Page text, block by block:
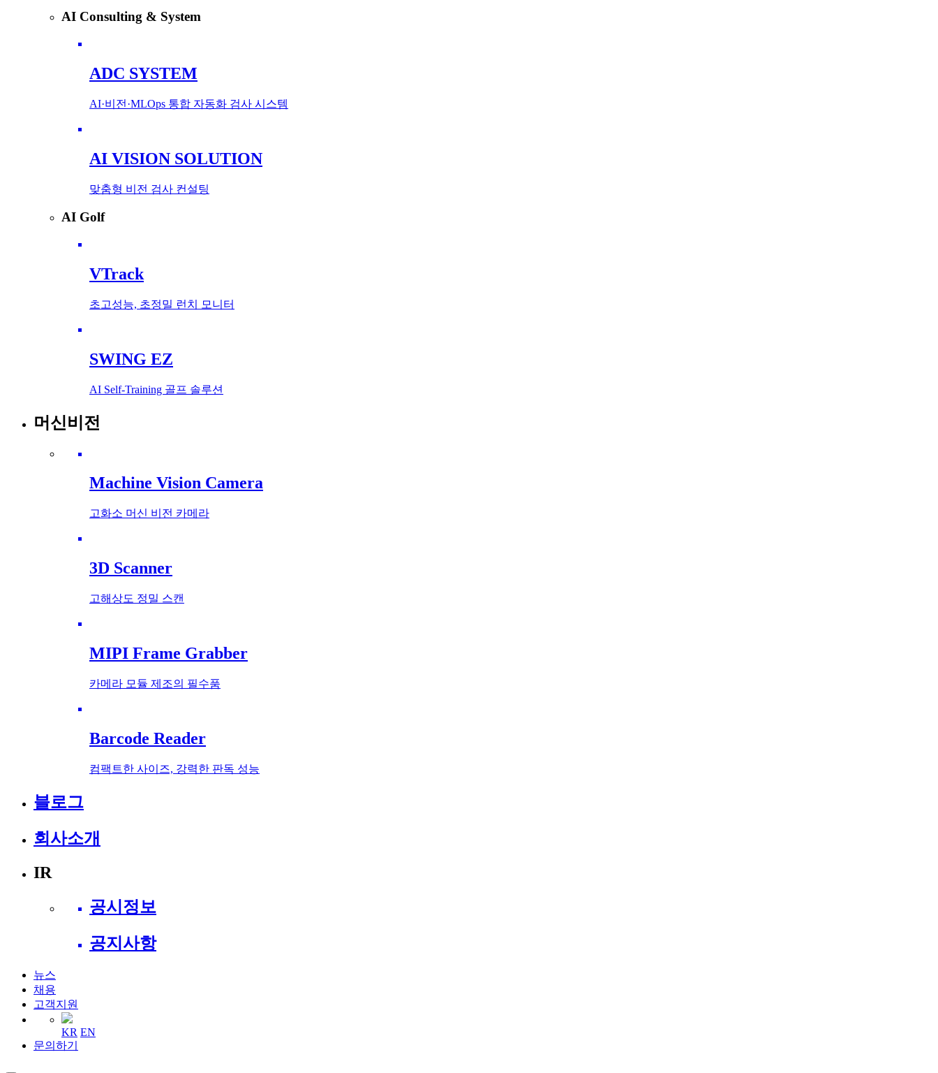
AI Consulting & System
ADC SYSTEM
AI·비전·MLOps 통합 자동화 검사 시스템
AI VISION SOLUTION
맞춤형 비전 검사 컨설팅
AI Golf
VTrack
초고성능, 초정밀 런치 모니터
SWING EZ
AI Self-Training 골프 솔루션
머신비전
Machine Vision Camera
고화소 머신 비전 카메라
3D Scanner
고해상도 정밀 스캔
MIPI Frame Grabber
카메라 모듈 제조의 필수품
Barcode Reader
컴팩트한 사이즈, 강력한 판독 성능
블로그
회사소개
IR
공시정보
공지사항
뉴스
채용
고객지원
KR EN
문의하기